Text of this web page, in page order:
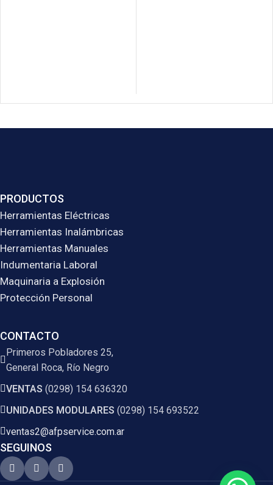
PRODUCTOS
Herramientas Eléctricas
Herramientas Inalámbricas
Herramientas Manuales
Indumentaria Laboral
Maquinaria a Explosión
Protección Personal
CONTACTO
Primeros Pobladores 25,
General Roca, Río Negro
VENTAS (0298) 154 636320
UNIDADES MODULARES (0298) 154 693522
ventas2@afpservice.com.ar
SEGUINOS